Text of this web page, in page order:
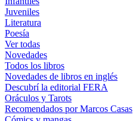
Juveniles
Literatura
Poesía
Ver todas
Novedades
Todos los libros
Novedades de libros en inglés
Descubrí la editorial FERA
Oráculos y Tarots
Recomendados por Marcos Casas